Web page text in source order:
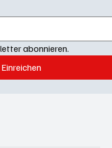
abonnieren.
Einreichen